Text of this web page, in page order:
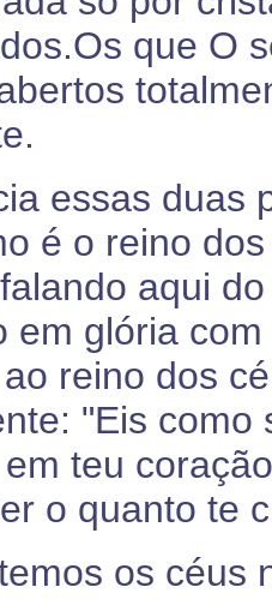
que O
essas duas
é o reino
aqui
em glória
reino dos
"Eis
teu
o quanto te
os céus